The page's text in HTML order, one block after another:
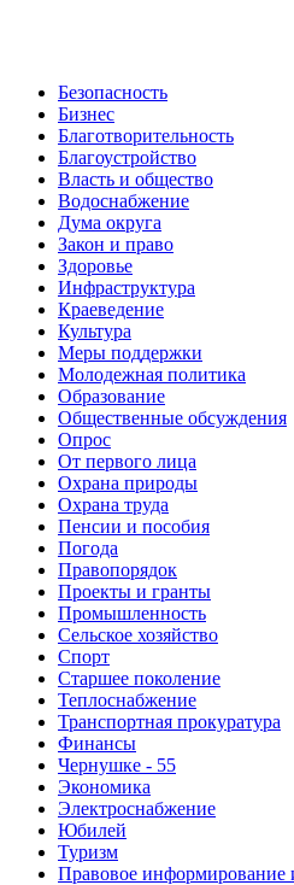
Безопасность
Бизнес
Благотворительность
Благоустройство
Власть и общество
Водоснабжение
Дума округа
Закон и право
Здоровье
Инфраструктура
Краеведение
Культура
Меры поддержки
Молодежная политика
Образование
Общественные обсуждения
Опрос
От первого лица
Охрана природы
Охрана труда
Пенсии и пособия
Погода
Правопорядок
Проекты и гранты
Промышленность
Сельское хозяйство
Спорт
Старшее поколение
Теплоснабжение
Транспортная прокуратура
Финансы
Чернушке - 55
Экономика
Электроснабжение
Юбилей
Туризм
Правовое информирование